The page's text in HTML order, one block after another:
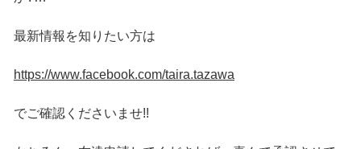
最新情報を知りたい方は
https://www.facebook.com/taira.tazawa
でご確認くださいませ!!